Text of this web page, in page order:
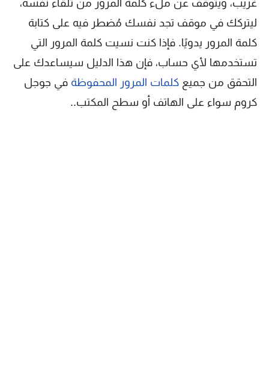
غريب، ويتوقف عن ملء كلمة المرور من تلقاء نفسه،
ليتركك في موقف تجد نفسك مُضطر فيه على كتابة
كلمة المرور يدويًا. فإذا كنت نسيت كلمة المرور التي
تستخدمها لأي حساب، فإن هذا الدليل سيساعدك على
التحقق من جميع كلمات المرور المحفوظة في جوجل
كروم سواء على الهاتف أو سطح المكتب..